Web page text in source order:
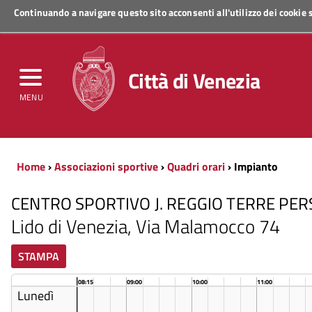
Continuando a navigare questo sito acconsenti all'utilizzo dei
MENU
Regione Veneto
Città di Venezia
Home›Associazioni sportive›Quadri orari› Impianto
CENTRO SPORTIVO J. REGGIO TERRE
Lido di Venezia, Via Malamocco 74
STAMPA
08:15 09:00 10:00 11:00
Lunedì